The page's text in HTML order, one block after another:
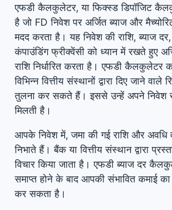
एफडी कैलकुलेटर, या फिक्स्ड डिपॉजिट
है जो FD निवेश पर अर्जित ब्याज और
मदद करता है। यह निवेश की राशि, ब्याज
कंपाउंडिंग फ्रीक्वेंसी को ध्यान में रखते हुए
राशि निर्धारित करता है। एफडी कैलकुलेटर
विभिन्न वित्तीय संस्थानों द्वारा दिए जाने
तुलना कर सकते हैं। इससे उन्हें अपने निवेश
मिलती है।
आपके निवेश में, जमा की गई राशि और अवधि
निभाते हैं। बैंक या वित्तीय संस्थान द्वारा
विचार किया जाता है। एफडी ब्याज दर
समाप्त होने के बाद आपकी संभावित कमाई
कर सकता है।